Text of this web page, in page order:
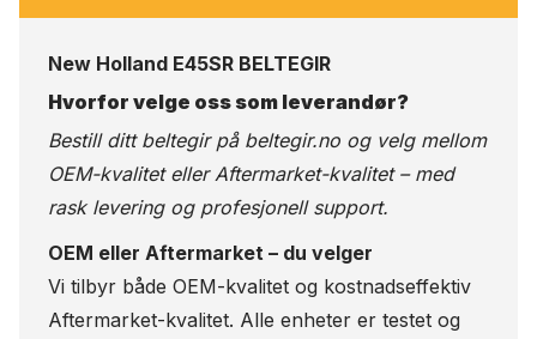
New Holland E45SR BELTEGIR
Hvorfor velge oss som leverandør?
Bestill ditt beltegir på beltegir.no og velg mellom
OEM-kvalitet eller Aftermarket-kvalitet – med
rask levering og profesjonell support.
OEM eller Aftermarket – du velger
Vi tilbyr både OEM-kvalitet og kostnadseffektiv
Aftermarket-kvalitet. Alle enheter er testet og